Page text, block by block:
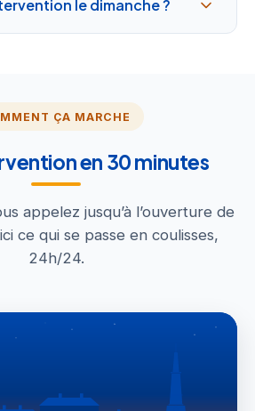
le dimanche ?
ÇA MARCHE
en 30 minutes
appelez jusqu’à l’ouverture de
ce qui se passe en coulisses,
24h/24.